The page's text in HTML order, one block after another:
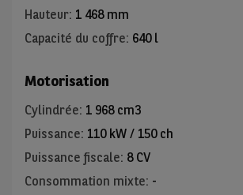
Hauteur: 1 468 mm
Capacité du coffre: 640 l
Motorisation
Cylindrée: 1 968 cm3
Puissance: 110 kW / 150 ch
Puissance fiscale: 8 CV
Consommation mixte: -